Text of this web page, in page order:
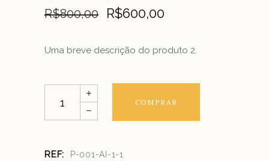
R$800,00 R$600,00
Uma breve descrição do produto 2.
COMPRAR
REF: P-001-AI-1-1